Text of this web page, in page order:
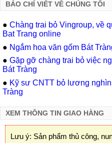
BÁO CHÍ VIẾT VỀ CHÚNG TÔI
● Chàng trai bỏ Vingroup, về
Bat Trang online
● Ngắm hoa văn gốm Bát
● Gặp gỡ chàng trai bỏ việc
Bát Tràng
● Kỹ sư CNTT bỏ lương
Tràng
XEM THÔNG TIN GIAO HÀNG
Lưu ý: Sản phẩm thủ công,